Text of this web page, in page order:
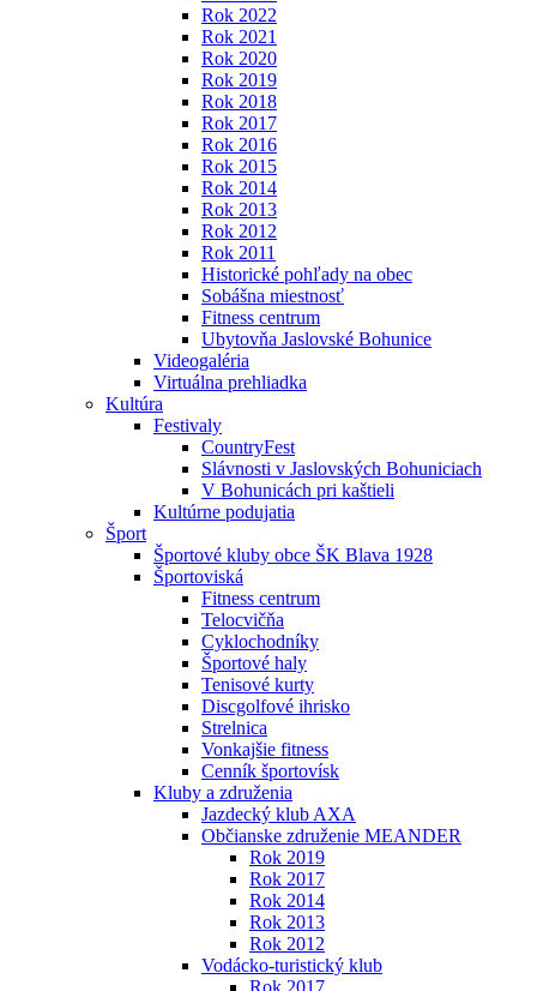
Rok 2022
Rok 2021
Rok 2020
Rok 2019
Rok 2018
Rok 2017
Rok 2016
Rok 2015
Rok 2014
Rok 2013
Rok 2012
Rok 2011
Historické pohľady na obec
Sobášna miestnosť
Fitness centrum
Ubytovňa Jaslovské Bohunice
Videogaléria
Virtuálna prehliadka
Kultúra
Festivaly
CountryFest
Slávnosti v Jaslovských Bohuniciach
V Bohunicách pri kaštieli
Kultúrne podujatia
Šport
Športové kluby obce ŠK Blava 1928
Športoviská
Fitness centrum
Telocvičňa
Cyklochodníky
Športové haly
Tenisové kurty
Discgolfové ihrisko
Strelnica
Vonkajšie fitness
Cenník športovísk
Kluby a združenia
Jazdecký klub AXA
Občianske združenie MEANDER
Rok 2019
Rok 2017
Rok 2014
Rok 2013
Rok 2012
Vodácko-turistický klub
Rok 2017